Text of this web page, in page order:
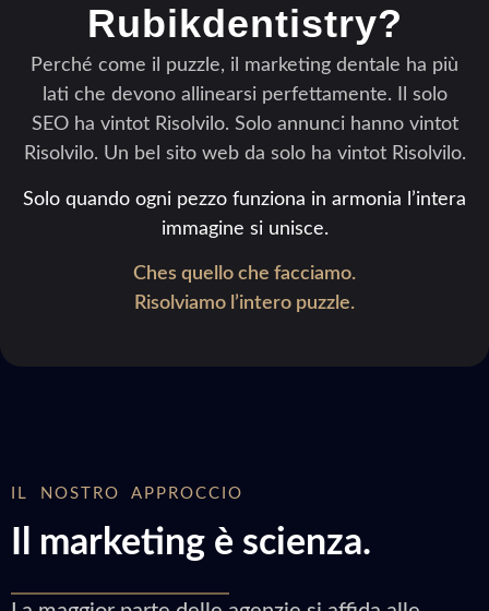
Rubikdentistry?
Perché come il puzzle, il marketing dentale ha più
lati che devono allinearsi perfettamente. Il solo
SEO ha vintot Risolvilo. Solo annunci hanno vintot
Risolvilo. Un bel sito web da solo ha vintot Risolvilo.
Solo quando ogni pezzo funziona in armonia l’intera
immagine si unisce.
Ches quello che facciamo.
Risolviamo l’intero puzzle.
IL NOSTRO APPROCCIO
Il marketing è scienza.